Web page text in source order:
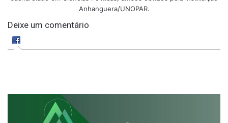
Anhanguera/UNOPAR.
Deixe um comentário